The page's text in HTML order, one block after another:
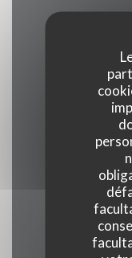
Pizza au
Pizzeria,